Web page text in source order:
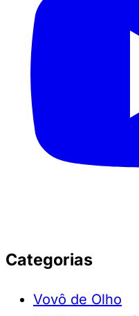
Categorias
Vovô de Olho